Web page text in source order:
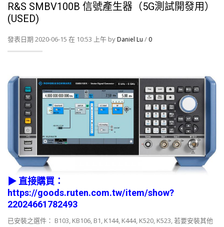
R&S SMBV100B 信號產生器（5G測試開發用）
(USED)
發表日期 2020-06-15 在 10:53 上午 byDaniel Lu / 0
▶直接購買：
https://goods.ruten.com.tw/item/show?
22024661782493
已安裝之選件： B103, KB106, B1, K144, K444, K520, K523, 若要安裝其他